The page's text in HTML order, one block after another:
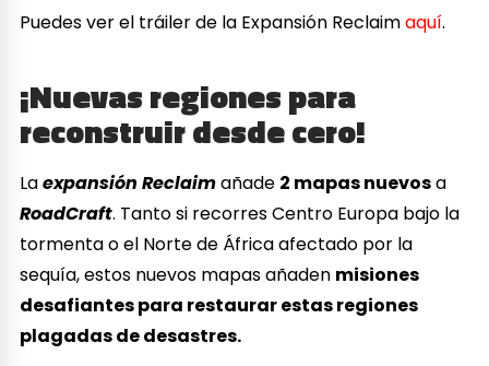
Puedes ver el tráiler de la Expansión Reclaimaquí.
¡Nuevas regiones para
reconstruir desde cero!
Laexpansión Reclaimañade 2 mapas nuevosa
RoadCraft. Tanto si recorres Centro Europa bajo la
tormenta o el Norte de África afectado por la
sequía, estos nuevos mapas añaden misiones
desafiantes para restaurar estas regiones
plagadas de desastres.